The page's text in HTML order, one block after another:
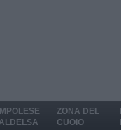
ZONA DEL
CUOIO